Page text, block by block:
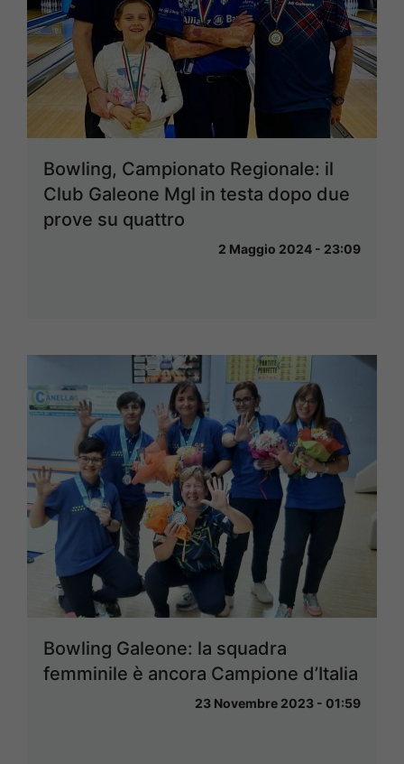
Bowling, Campionato Regionale: il
Club Galeone Mgl in testa dopo due
prove su quattro
2 Maggio 2024 - 23:09
Bowling Galeone: la squadra
femminile è ancora Campione d’Italia
23 Novembre 2023 - 01:59